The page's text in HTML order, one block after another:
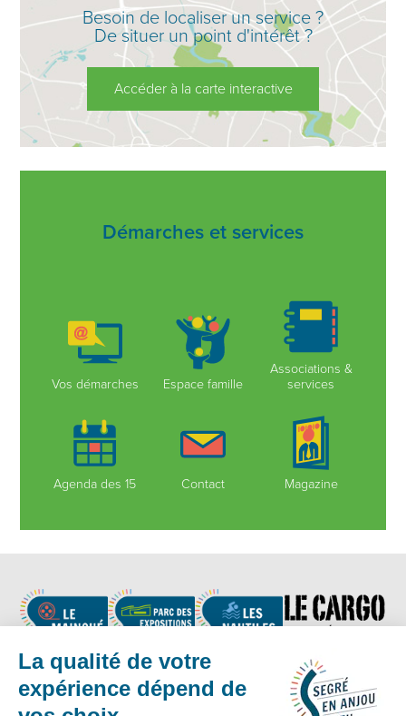
Besoin de localiser un service ?
De situer un point d'intérêt ?
Accéder à la carte interactive
Démarches et services
Vos démarches Espace famille
Associations &
services
Agenda des 15 Contact Magazine